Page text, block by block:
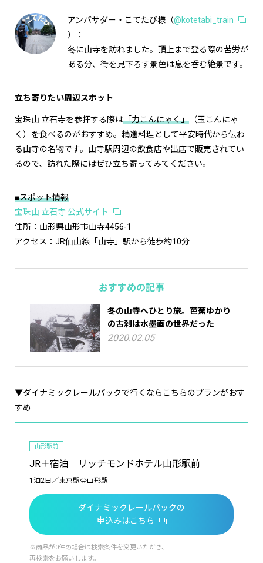
アンバサダー・こてたび様（@kotetabi_train
）：
冬に山寺を訪れました。頂上まで登る際の苦労が
ある分、街を見下ろす景色は息を呑む絶景です。
立ち寄りたい周辺スポット
宝珠山 立石寺を参拝する際は「力こんにゃく」 （玉こんにゃ
く）を食べるのがおすすめ。精進料理として平安時代から伝わ
る山寺の名物です。山寺駅周辺の飲食店や出店で販売されてい
るので、訪れた際にはぜひ立ち寄ってみてください。
■スポット情報
宝珠山 立石寺 公式サイト
住所：山形県山形市山寺4456-1
アクセス：JR仙山線「山寺」駅から徒歩約10分
おすすめの記事
冬の山寺へひとり旅。芭蕉ゆかり
の古刹は水墨画の世界だった
2020.02.05
▼ダイナミックレールパックで行くならこちらのプランがおす
すめ
山形駅前
JR＋宿泊 リッチモンドホテル山形駅前
1泊2日／東京駅⇔山形駅
ダイナミックレールパックの
申込みはこちら
※商品が0件の場合は検索条件を変更いただき、
再検索をお願いします。